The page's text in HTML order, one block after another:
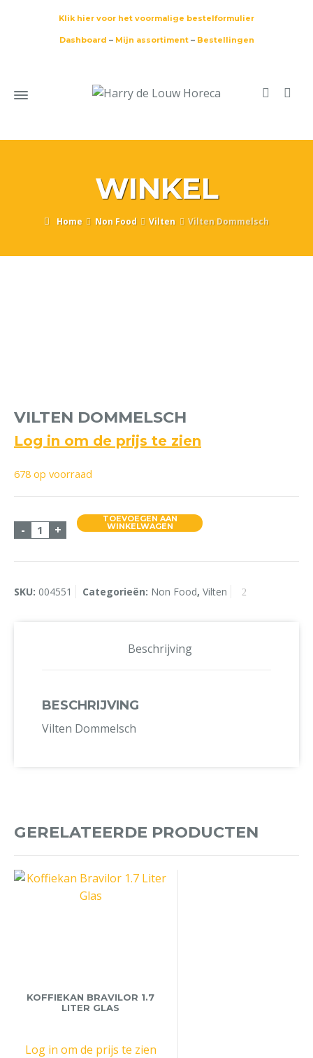
Klik hier voor het voormalige bestelformulier
Dashboard – Mijn assortiment– Bestellingen
WINKEL
Home Non Food Vilten Vilten Dommelsch
VILTEN DOMMELSCH
Log in om de prijs te zien
678 op voorraad
- Vilten Dommelsch aantal
+
TOEVOEGEN AAN
WINKELWAGEN
SKU: 004551 Categorieën: Non Food, Vilten
Beschrijving
BESCHRIJVING
Vilten Dommelsch
GERELATEERDE PRODUCTEN
KOFFIEKAN BRAVILOR 1.7
LITER GLAS
Log in om de prijs te zien